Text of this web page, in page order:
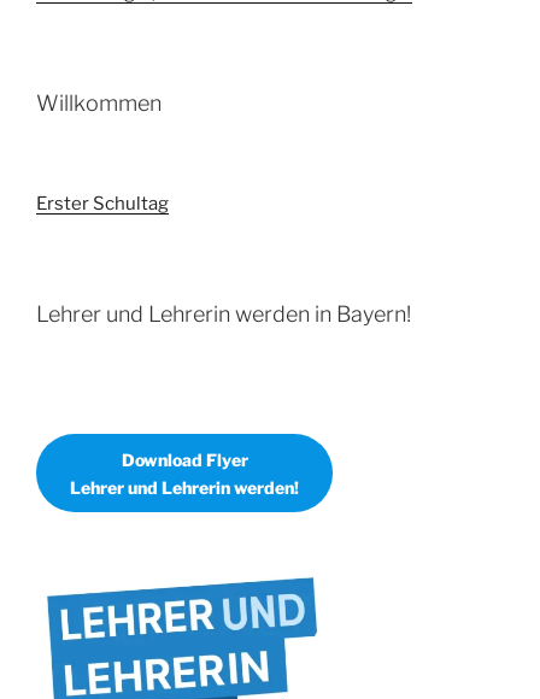
Willkommen
Erster Schultag
Lehrer und Lehrerin werden in Bayern!
Download Flyer
Lehrer und Lehrerin werden!